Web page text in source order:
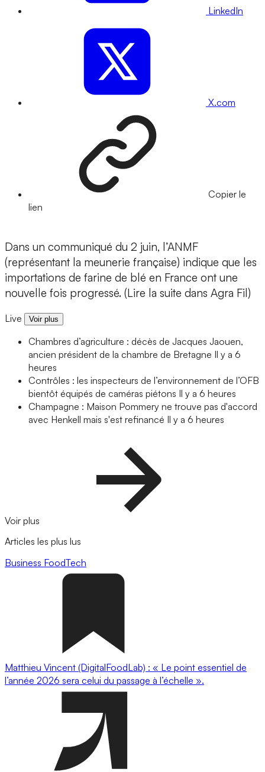
LinkedIn
X.com
Copier le
lien
Dans un communiqué du 2 juin, l’ANMF
(représentant la meunerie française) indique que les
importations de farine de blé en France ont une
nouvelle fois progressé. (Lire la suite dans Agra Fil)
Live Voir plus
Chambres d’agriculture : décès de Jacques Jaouen,
ancien président de la chambre de Bretagne Il y a 6
heures
Contrôles : les inspecteurs de l’environnement de l’OFB
bientôt équipés de caméras piétons Il y a 6 heures
Champagne : Maison Pommery ne trouve pas d'accord
avec Henkell mais s'est refinancé Il y a 6 heures
Voir plus
Articles les plus lus
Business FoodTech
Matthieu Vincent (DigitalFoodLab) : « Le point essentiel de
l’année 2026 sera celui du passage à l’échelle ».